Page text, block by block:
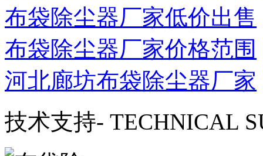
布袋除尘器厂家低价出售
布袋除尘器厂家价格范围
河北廊坊布袋除尘器厂家
技术支持- TECHNICAL